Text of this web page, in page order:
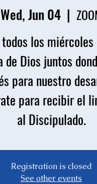
Wed, Jun 04
  |
los
Dios juntos
para nuestro
para recibir el
al Discipulado.
Registration is closed
See other events